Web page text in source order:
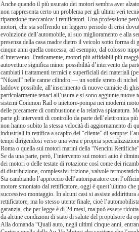
Anche quando il più usurato dei motori sembra aver
non rappresenta certo un problema per gli ultimi veri
riparazione meccanica: i rettificatori. Una professione
motori, che sta soffrendo un leggero periodo di crisi
evoluzione dell’automobile, al suo miglioramento e alla
presenza della casa madre dietro il veicolo sotto forma di
cinque anni quella concessa, ad esempio, dal colosso
d’intervento. Praticamente, motori più affidabili più
autovetture significa minor possibilità d’intervento da
cambiati i trattamenti termici e superficiali dei materiali
“Nikasil” nelle canne cilindro — un sottile strato di
laddove possibile, all’inserimento di nuove camicie di
particolarmente tenaci all’usura e si sono aggiunte
sistemi Common Rail o iniettore-pompa nei moderni
delle precamere di combustione e la relativa spianatura.
parte gli interventi di controllo da parte dell’elettronica
non hanno subito la stessa velocità di aggiornamento di
industriali in rettifica a scapito del “cliente” di sempre:
tempi dirigendosi verso una vera e propria
Roma o quella sui motori marini della “Nencini
Se da una parte, però, l’intervento sui motori auto è
dei motori o delle testate di rotazione così come dei
di distribuzione, complessivi frizione, valvole
Sta cambiando l’approccio dell’autoriparatore con
motore smontato dal rettificatore, oggi è quest’ultimo
successivo montaggio. In alcuni casi si assiste
rettificatore, ma lo stesso utente finale, cioè
garanzia, che per legge è di 24 mesi, ma può essere
da alcune condizioni di stato di salute del propulsore da
Alla domanda “Quali auto, negli ultimi cinque anni,